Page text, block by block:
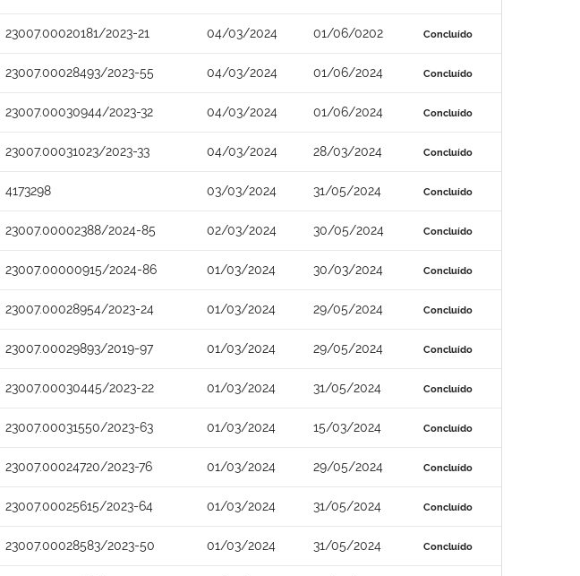
23007.00020181/2023-21 04/03/2024 01/06/0202 Concluído
23007.00028493/2023-55 04/03/2024 01/06/2024 Concluído
23007.00030944/2023-32 04/03/2024 01/06/2024 Concluído
23007.00031023/2023-33 04/03/2024 28/03/2024 Concluído
4173298 03/03/2024 31/05/2024 Concluído
23007.00002388/2024-85 02/03/2024 30/05/2024 Concluído
23007.00000915/2024-86 01/03/2024 30/03/2024 Concluído
23007.00028954/2023-24 01/03/2024 29/05/2024 Concluído
23007.00029893/2019-97 01/03/2024 29/05/2024 Concluído
23007.00030445/2023-22 01/03/2024 31/05/2024 Concluído
23007.00031550/2023-63 01/03/2024 15/03/2024 Concluído
23007.00024720/2023-76 01/03/2024 29/05/2024 Concluído
23007.00025615/2023-64 01/03/2024 31/05/2024 Concluído
23007.00028583/2023-50 01/03/2024 31/05/2024 Concluído